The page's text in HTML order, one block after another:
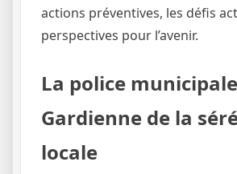
actions préventives, les défis
perspectives pour l’avenir.
La police
Gardienne de la
locale